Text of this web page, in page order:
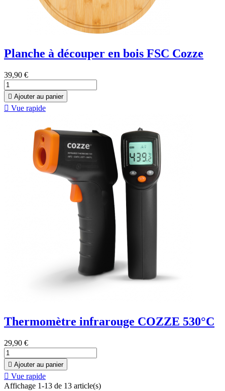
Planche à découper en bois FSC Cozze
39,90 €
 Ajouter au panier
 Vue rapide
Thermomètre infrarouge COZZE 530°C
29,90 €
 Ajouter au panier
 Vue rapide
Affichage 1-13 de 13 article(s)